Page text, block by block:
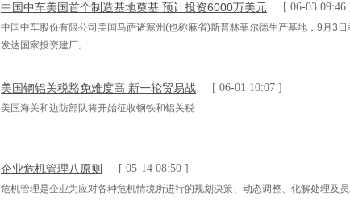
中国中车美国首个制造基地奠基 预计投资6000万美元 [ 06-03 09:46
中国中车股份有限公司美国马萨诸塞州(也称麻省)斯普林菲尔德生产基地，9月3
发达国家投资建厂。
美国钢铝关税豁免难度高 新一轮贸易战 [ 06-01 10:07 ]
美国海关和边防部队将开始征收钢铁和铝关税
企业危机管理八原则 [ 05-14 08:50 ]
危机管理是企业为应对各种危机情境所进行的规划决策、动态调整、化解处理及